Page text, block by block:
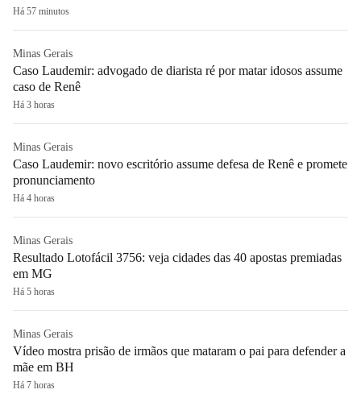
Há 57 minutos
Minas Gerais
Caso Laudemir: advogado de diarista ré por matar idosos assume
caso de Renê
Há 3 horas
Minas Gerais
Caso Laudemir: novo escritório assume defesa de Renê e promete
pronunciamento
Há 4 horas
Minas Gerais
Resultado Lotofácil 3756: veja cidades das 40 apostas premiadas
em MG
Há 5 horas
Minas Gerais
Vídeo mostra prisão de irmãos que mataram o pai para defender a
mãe em BH
Há 7 horas